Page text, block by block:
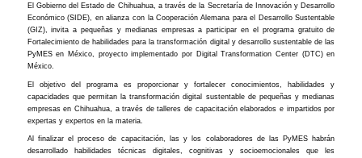
El Gobierno del Estado de Chihuahua, a través de la Secretaría de Innovación y Desarrollo
Económico (SIDE), en alianza con la Cooperación Alemana para el Desarrollo Sustentable
(GIZ), invita a pequeñas y medianas empresas a participar en el programa gratuito de
Fortalecimiento de habilidades para la transformación digital y desarrollo sustentable de las
PyMES en México, proyecto implementado por Digital Transformation Center (DTC) en
México.
El objetivo del programa es proporcionar y fortalecer conocimientos, habilidades y
capacidades que permitan la transformación digital sustentable de pequeñas y medianas
empresas en Chihuahua, a través de talleres de capacitación elaborados e impartidos por
expertas y expertos en la materia.
Al finalizar el proceso de capacitación, las y los colaboradores de las PyMES habrán
desarrollado habilidades técnicas digitales, cognitivas y socioemocionales que les